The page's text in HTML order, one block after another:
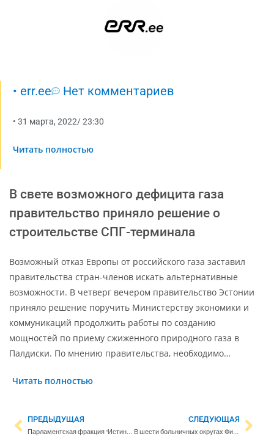
• err.ee Нет комментариев
• 31 марта, 2022/23:30
Читать полностью
В свете возможного дефицита газа
правительство приняло решение о
строительстве СПГ-терминала
Возможный отказ Европы от российского газа заставил
правительства стран-членов искать альтернативные
возможности. В четверг вечером правительство Эстонии
приняло решение поручить Министерству экономики и
коммуникаций продолжить работы по созданию
мощностей по приему сжиженного природного газа в
Палдиски. По мнению правительства, необходимо…
Читать полностью
ПРЕДЫДУЩАЯ
Парламентская фракция “Истинных финнов” высказалась за членство Финляндии в НАТО
СЛЕДУЮЩАЯ
В шести больничных округах Финляндии начинается забастовка среднего медперсонала